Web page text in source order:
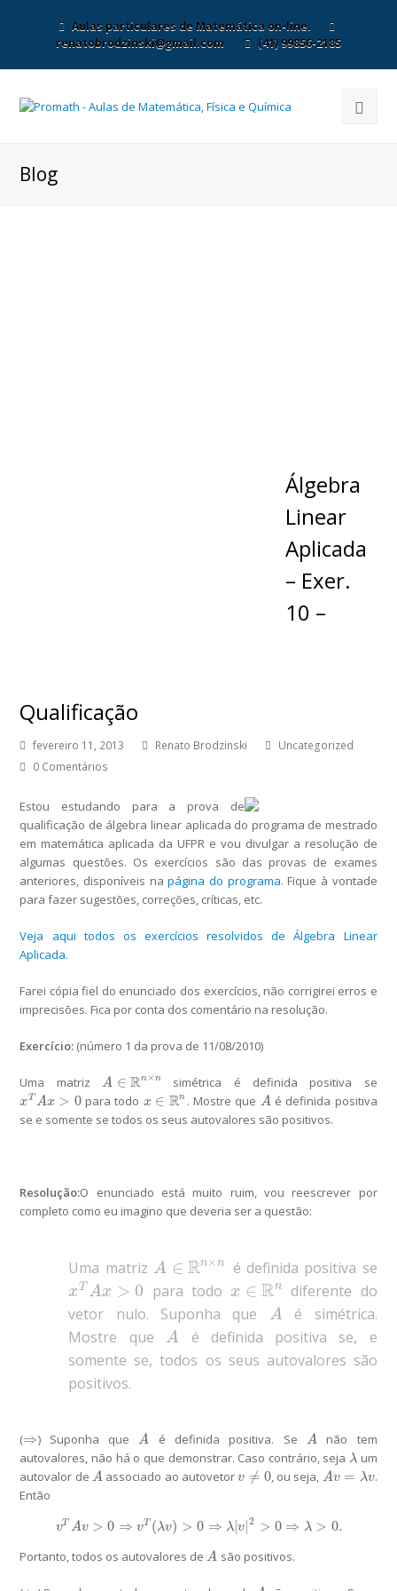
Aulas particulares de Matemática on-line.
renatobrodzinski@gmail.com
(41) 99856-2185
Blog
Álgebra
Linear
Aplicada
– Exer.
10 –
Qualificação
fevereiro 11, 2013 Renato Brodzinski
Uncategorized
0 Comentários
Estou estudando para a prova de
qualificação de álgebra linear aplicada do programa de mestrado
em matemática aplicada da UFPR e vou divulgar a resolução de
algumas questões. Os exercícios são das provas de exames
anteriores, disponíveis napágina do programa. Fique à vontade
para fazer sugestões, correções, críticas, etc.
Veja aqui todos os exercícios resolvidos de Álgebra Linear
Aplicada.
Farei cópia fiel do enunciado dos exercícios, não corrigirei erros e
imprecisões. Fica por conta dos comentário na resolução.
Exercício: (número 1 da prova de 11/08/2010)
Uma matrizA ∈ Rn× n
A∈R n×n simétrica é definida positiva se
xT Ax > 0
xTAx>0 para todo x ∈ Rn
x∈R n . Mostre que A
A é definida positiva
se e somente se todos os seus autovalores são positivos.
Resolução:O enunciado está muito ruim, vou reescrever por
completo como eu imagino que deveria ser a questão:
Uma matriz A ∈ Rn×n
A∈R n×n é definida positiva se
xT Ax > 0
xT Ax>0 para todo x ∈ Rn
x∈R n
diferente do
vetor nulo. Suponha que
A
A
é simétrica.
Mostre que
A
A
é definida positiva se, e
somente se, todos os seus autovalores são
positivos.
(⇒
⇒ ) Suponha queA
A é definida positiva. Se A
A
não tem
autovalores, não há o que demonstrar. Caso contrário, seja λ
λum
autovalor de A
A associado ao autovetorv ≠ 0
v≠0 , ou seja, Av = λv
Av= λv
.
Então
vT Av > 0 ⇒ vT (λv) > 0 ⇒ λ |v 2 > 0 ⇒ λ > 0.
v TAv >0⇒vT(λ v)> 0⇒λ| v| 2>0 ⇒λ >0.
Portanto, todos os autovalores deA
A são positivos.